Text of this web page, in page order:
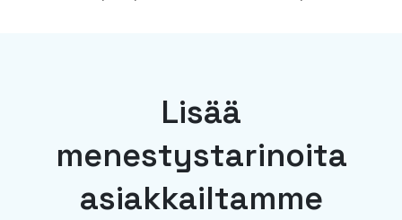
Lisää
menestystarinoita
asiakkailtamme